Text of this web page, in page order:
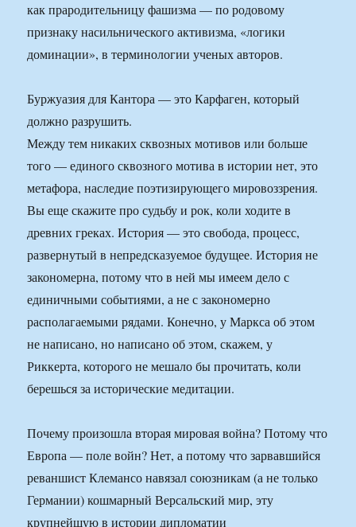
как прародительницу фашизма — по родовому
признаку насильнического активизма, «логики
доминации», в терминологии ученых авторов.
Буржуазия для Кантора — это Карфаген, который
должно разрушить.
Между тем никаких сквозных мотивов или больше
того — единого сквозного мотива в истории нет, это
метафора, наследие поэтизирующего мировоззрения.
Вы еще скажите про судьбу и рок, коли ходите в
древних греках. История — это свобода, процесс,
развернутый в непредсказуемое будущее. История не
закономерна, потому что в ней мы имеем дело с
единичными событиями, а не с закономерно
располагаемыми рядами. Конечно, у Маркса об этом
не написано, но написано об этом, скажем, у
Риккерта, которого не мешало бы прочитать, коли
берешься за исторические медитации.
Почему произошла вторая мировая война? Потому что
Европа — поле войн? Нет, а потому что зарвавшийся
реваншист Клемансо навязал союзникам (а не только
Германии) кошмарный Версальский мир, эту
крупнейшую в истории дипломатии